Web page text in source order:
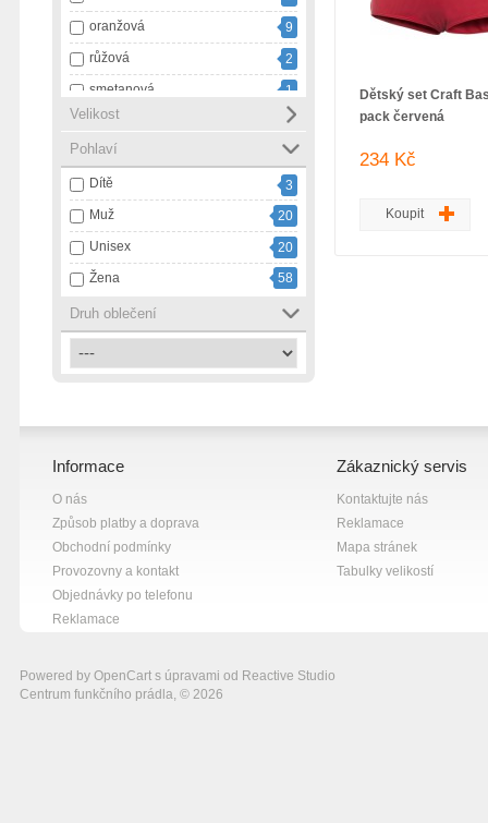
oranžová
9
růžová
2
smetanová
1
tmavě modrá
1
vícebarevná
1
zelená
3
černá
43
černá s bílou
4
černá s růžovou
1
červená
4
šedá
Velikost
Pohlaví
Dítě
3
Muž
20
Unisex
20
Žena
58
Druh oblečení
Dětský set Craft
pack červená
234 Kč
Koupit
Informace
O nás
Způsob platby a doprava
Obchodní podmínky
Provozovny a kontakt
Objednávky po telefonu
Reklamace
Zákaznický servis
Kontaktujte nás
Reklamace
Mapa stránek
Tabulky velikostí
Powered by OpenCart s úpravami od Reactive Studio
Centrum funkčního prádla, © 2026